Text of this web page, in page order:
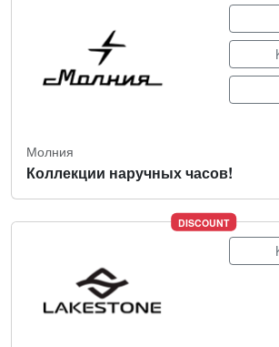
Молния
Коллекции наручных часов!
DISCOUNT